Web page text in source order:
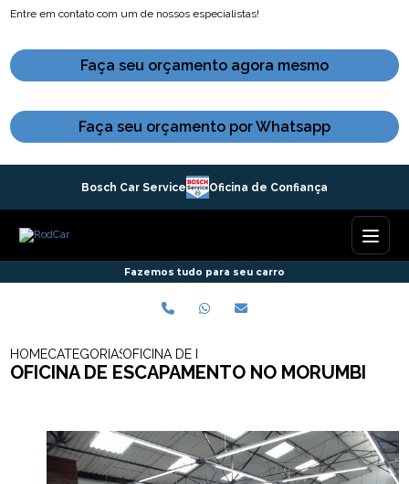
Entre em contato com um de nossos especialistas!
Faça seu orçamento agora mesmo
Faça seu orçamento por Whatsapp
Bosch Car Service Oficina de Confiança
Fazemos tudo para seu carro
HOMECATEGORIASOFICINA DE ESCAPAMENTO NO MORUMBI
OFICINA DE ESCAPAMENTO NO MORUMBI